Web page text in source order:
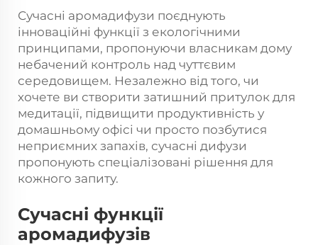
Сучасні аромадифузи поєднують
інноваційні функції з екологічними
принципами, пропонуючи власникам дому
небачений контроль над чуттєвим
середовищем. Незалежно від того, чи
хочете ви створити затишний притулок для
медитації, підвищити продуктивність у
домашньому офісі чи просто позбутися
неприємних запахів, сучасні дифузи
пропонують спеціалізовані рішення для
кожного запиту.
Сучасні функції
аромадифузів